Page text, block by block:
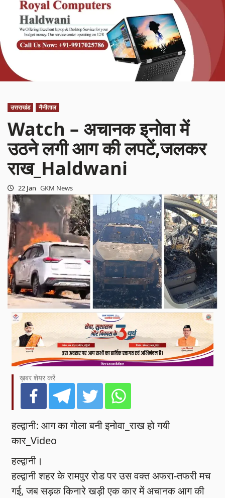
उत्तराखंड नैनीताल
Watch – अचानक इनोवा में
उठने लगी आग की लपटें,जलकर
राख_Haldwani
22 Jan GKM News
ख़बर शेयर करें
हल्द्वानी: आग का गोला बनी इनोवा_राख हो गयी
कार_Video
हल्द्वानी।
हल्द्वानी शहर के रामपुर रोड पर उस वक्त अफरा-तफरी मच
गई, जब सड़क किनारे खड़ी एक कार में अचानक आग की